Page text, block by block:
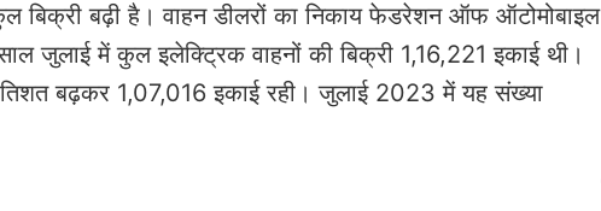
बिक्री बढ़ी है। वाहन डीलरों का निकाय फेडरेशन ऑफ ऑटोमोबाइल
जुलाई में कुल इलेक्ट्रिक वाहनों की बिक्री 1,16,221 इकाई थी।
बढ़कर 1,07,016 इकाई रही। जुलाई 2023 में यह संख्या